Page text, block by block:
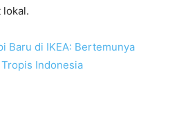
lokal.
Baru di IKEA: Bertemunya
Indonesia